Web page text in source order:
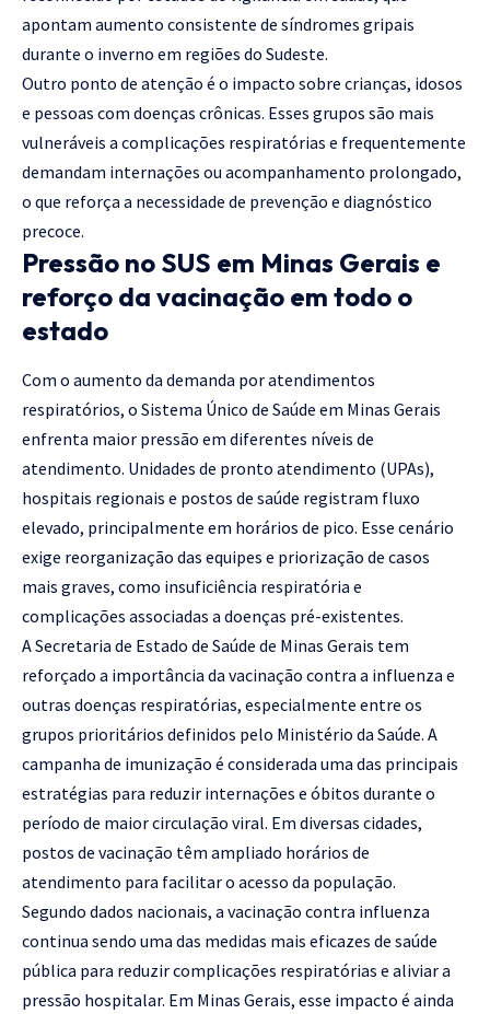
apontam aumento consistente de síndromes gripais
durante o inverno em regiões do Sudeste.
Outro ponto de atenção é o impacto sobre crianças, idosos
e pessoas com doenças crônicas. Esses grupos são mais
vulneráveis a complicações respiratórias e frequentemente
demandam internações ou acompanhamento prolongado,
o que reforça a necessidade de prevenção e diagnóstico
precoce.
Pressão no SUS em Minas Gerais e
reforço da vacinação em todo o
estado
Com o aumento da demanda por atendimentos
respiratórios, o Sistema Único de Saúde em Minas Gerais
enfrenta maior pressão em diferentes níveis de
atendimento. Unidades de pronto atendimento (UPAs),
hospitais regionais e postos de saúde registram fluxo
elevado, principalmente em horários de pico. Esse cenário
exige reorganização das equipes e priorização de casos
mais graves, como insuficiência respiratória e
complicações associadas a doenças pré-existentes.
A Secretaria de Estado de Saúde de Minas Gerais tem
reforçado a importância da vacinação contra a influenza e
outras doenças respiratórias, especialmente entre os
grupos prioritários definidos pelo Ministério da Saúde. A
campanha de imunização é considerada uma das principais
estratégias para reduzir internações e óbitos durante o
período de maior circulação viral. Em diversas cidades,
postos de vacinação têm ampliado horários de
atendimento para facilitar o acesso da população.
Segundo dados nacionais, a vacinação contra influenza
continua sendo uma das medidas mais eficazes de saúde
pública para reduzir complicações respiratórias e aliviar a
pressão hospitalar. Em Minas Gerais, esse impacto é ainda